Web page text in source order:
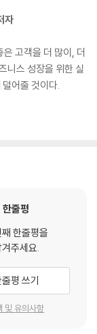
회사로부터 더 싼
5,000만 원이 없어
훨씬 더 많은 시간
를 위한 소개를 창
네트워크를 만드는
아는가라는 것이다.
을 비즈니스 네트워
어진 성과들이다. 그
하는 이유가 구성원
돕는 데 집중하면
다. 29%는 세상 누
들을 뜻한다. 그들은
하고, 가치를 제공하
사람들은 네트워
는지 모른다. 그들
자
고객을 더 많이, 더
니스 성장을 위한 실
어줄 것이다.
한줄평
한줄평을
겨주세요.
평 쓰기
및 유의사항